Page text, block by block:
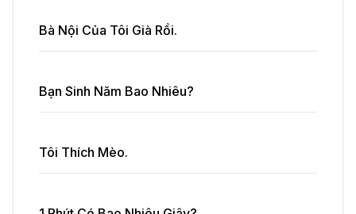
Bà Nội Của Tôi Già Rồi.
Bạn Sinh Năm Bao Nhiêu?
Tôi Thích Mèo.